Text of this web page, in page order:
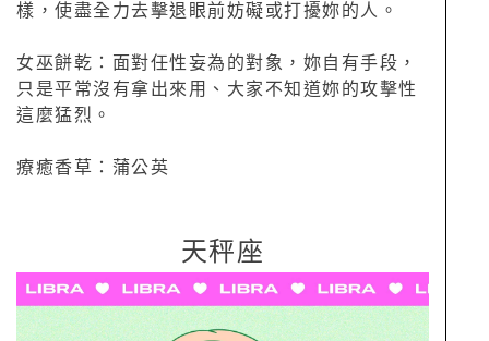
樣，使盡全力去擊退眼前妨礙或打擾妳的人。
女巫餅乾：面對任性妄為的對象，妳自有手段，
只是平常沒有拿出來用、大家不知道妳的攻擊性
這麼猛烈。
療癒香草：蒲公英
天秤座